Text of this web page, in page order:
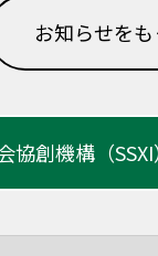
お知らせを
創機構（SSXI